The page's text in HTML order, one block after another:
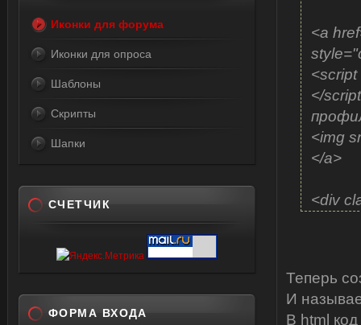
<a
</
<img
</a>
<div
Теперь
И
В html
Иконки для форума
Иконки для опроса
Шаблоны
Скрипты
Шапки
СЧЕТЧИК
ФОРМА ВХОДА